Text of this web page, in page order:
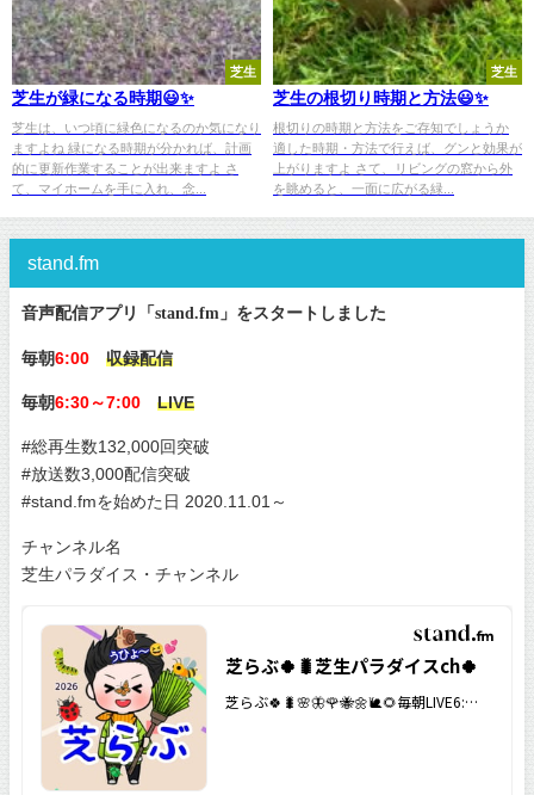
芝生
芝生が緑になる時期😃✨
芝生は、いつ頃に緑色になるのか気になり
ますよね 緑になる時期が分かれば、計画
的に更新作業することが出来ますよ さ
て、マイホームを手に入れ、念...
芝生
芝生の根切り時期と方法😃✨
根切りの時期と方法をご存知でしょうか
適した時期・方法で行えば、グンと効果が
上がりますよ さて、リビングの窓から外
を眺めると、一面に広がる緑...
stand.fm
音声配信アプリ「stand.fm」をスタートしました
毎朝6:00 収録配信
毎朝6:30～7:00 LIVE
#総再生数132,000回突破
#放送数3,000配信突破
#stand.fmを始めた日 2020.11.01～
チャンネル名
芝生パラダイス・チャンネル